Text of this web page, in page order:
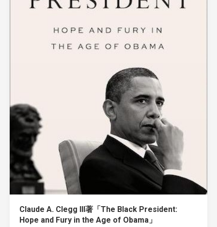
Claude A. Clegg III著「The Black President:
Hope and Fury in the Age of Obama」